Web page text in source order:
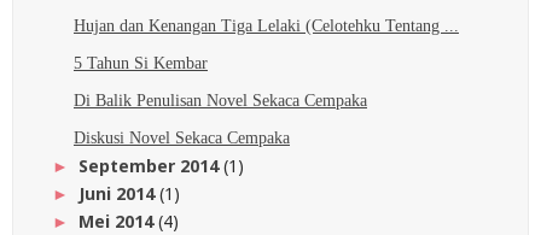
Hujan dan Kenangan Tiga Lelaki (Celotehku Tentang ...
5 Tahun Si Kembar
Di Balik Penulisan Novel Sekaca Cempaka
Diskusi Novel Sekaca Cempaka
► September 2014(1)
► Juni 2014(1)
► Mei 2014(4)